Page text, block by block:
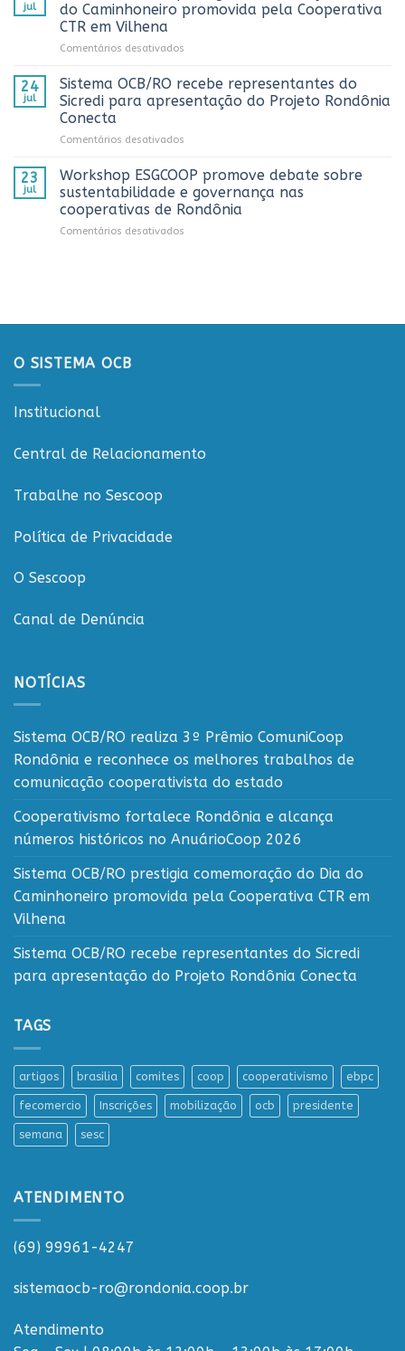
e
reconhece
de
comunicação
cooperativista
e
no
AnuárioCoop
2026
jul
do Caminhoneiro promovida pela Cooperativa
CTR em Vilhena
Comentários desativados
OCB/RO
prestigia
comemoração
Caminhoneiro
promovida
pela
Cooperativa
24
jul
Sistema OCB/RO recebe representantes do
Sicredi para apresentação do Projeto Rondônia
Conecta
Comentários desativados
OCB/RO
recebe
representantes
do
Conecta
23
jul
Workshop ESGCOOP promove debate sobre
sustentabilidade e governança nas
cooperativas de Rondônia
Comentários desativados
sustentabilidade
O SISTEMA OCB
Institucional
Central de Relacionamento
Trabalhe no Sescoop
Política de Privacidade
O Sescoop
Canal de Denúncia
NOTÍCIAS
Sistema OCB/RO realiza 3º Prêmio ComuniCoop
Rondônia e reconhece os melhores trabalhos de
comunicação cooperativista do estado
Cooperativismo fortalece Rondônia e alcança
números históricos no AnuárioCoop 2026
Sistema OCB/RO prestigia comemoração do Dia do
Caminhoneiro promovida pela Cooperativa CTR em
Vilhena
Sistema OCB/RO recebe representantes do Sicredi
para apresentação do Projeto Rondônia Conecta
TAGS
artigos brasilia comites coop cooperativismo ebpc
fecomercio Inscrições mobilização ocb presidente
semana sesc
ATENDIMENTO
(69) 99961-4247
sistemaocb-ro@rondonia.coop.br
Atendimento